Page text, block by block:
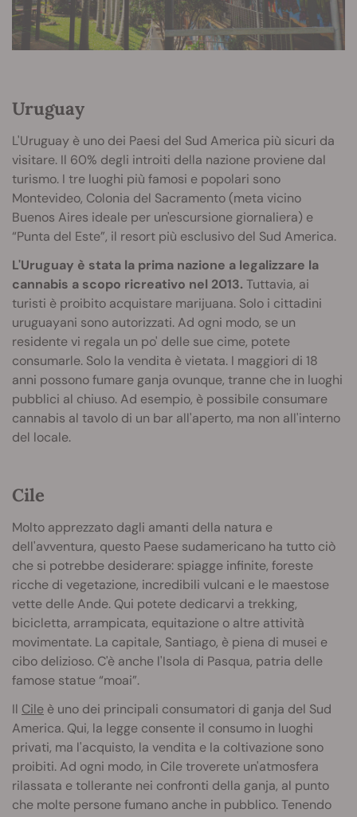
Uruguay
L'Uruguay è uno dei Paesi del Sud America più sicuri da
visitare. Il 60% degli introiti della nazione proviene dal
turismo. I tre luoghi più famosi e popolari sono
Montevideo, Colonia del Sacramento (meta vicino
Buenos Aires ideale per un'escursione giornaliera) e
“Punta del Este”, il resort più esclusivo del Sud America.
L'Uruguay è stata la prima nazione a legalizzare la
cannabis a scopo ricreativo nel 2013. Tuttavia, ai
turisti è proibito acquistare marijuana. Solo i cittadini
uruguayani sono autorizzati. Ad ogni modo, se un
residente vi regala un po' delle sue cime, potete
consumarle. Solo la vendita è vietata. I maggiori di 18
anni possono fumare ganja ovunque, tranne che in luoghi
pubblici al chiuso. Ad esempio, è possibile consumare
cannabis al tavolo di un bar all'aperto, ma non all'interno
del locale.
Cile
Molto apprezzato dagli amanti della natura e
dell'avventura, questo Paese sudamericano ha tutto ciò
che si potrebbe desiderare: spiagge infinite, foreste
ricche di vegetazione, incredibili vulcani e le maestose
vette delle Ande. Qui potete dedicarvi a trekking,
bicicletta, arrampicata, equitazione o altre attività
movimentate. La capitale, Santiago, è piena di musei e
cibo delizioso. C'è anche l'Isola di Pasqua, patria delle
famose statue “moai”.
Il Cile è uno dei principali consumatori di ganja del Sud
America. Qui, la legge consente il consumo in luoghi
privati, ma l'acquisto, la vendita e la coltivazione sono
proibiti. Ad ogni modo, in Cile troverete un'atmosfera
rilassata e tollerante nei confronti della ganja, al punto
che molte persone fumano anche in pubblico. Tenendo